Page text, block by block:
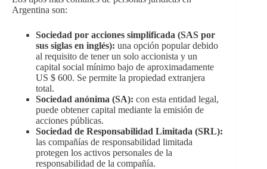
Argentina son:
Sociedad por acciones simplificada (SAS por
sus siglas en inglés): una opción popular debido
al requisito de tener un solo accionista y un
capital social mínimo bajo de aproximadamente
US $ 600. Se permite la propiedad extranjera
total.
Sociedad anónima (SA): con esta entidad legal,
puede obtener capital mediante la emisión de
acciones públicas.
Sociedad de Responsabilidad Limitada (SRL):
las compañías de responsabilidad limitada
protegen los activos personales de la
responsabilidad de la compañía.